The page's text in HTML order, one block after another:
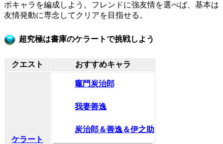
ボキャラを編成しよう。フレンドに強友情を選べば、基本は
友情発動に専念してクリアを目指せる。
超究極は書庫のケラートで挑戦しよう
クエスト おすすめキャラ
ケラート
竈門炭治郎
我妻善逸
炭治郎＆善逸＆伊之助